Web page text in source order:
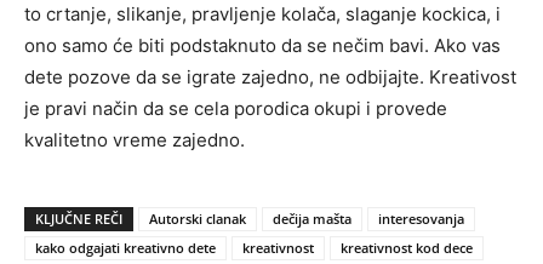
to crtanje, slikanje, pravljenje kolača, slaganje kockica, i
ono samo će biti podstaknuto da se nečim bavi. Ako vas
dete pozove da se igrate zajedno, ne odbijajte. Kreativost
je pravi način da se cela porodica okupi i provede
kvalitetno vreme zajedno.
KLJUČNE REČI Autorski clanak dečija mašta
interesovanja
kako odgajati kreativno dete
kreativnost
kreativnost kod dece